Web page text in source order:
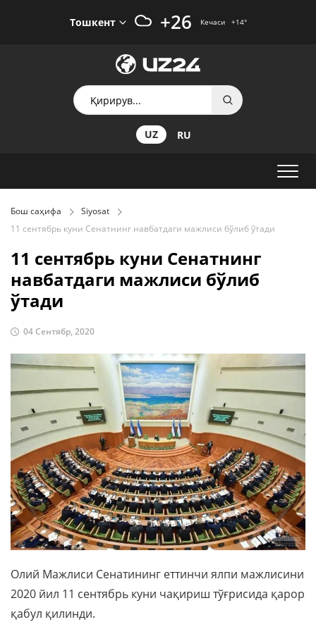
Тошкент +26 Кечаси +14°
UZ RU
Бош саҳифа
Siyosat
11 сентябрь куни Сенатнинг навбатдаги мажлиси бўлиб ўтади
11 сентябрь куни Сенатнинг
навбатдаги мажлиси бўлиб
ўтади
04 Сентябр, 2020
Олий Мажлиси Сенатининг еттинчи ялпи мажлисини
2020 йил 11 сентябрь куни чақириш тўғрисида қарор
қабул қилинди.